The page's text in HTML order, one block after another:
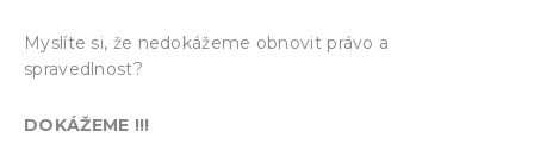
Myslíte si, že nedokážeme obnovit právo a
spravedlnost?
DOKÁŽEME !!!